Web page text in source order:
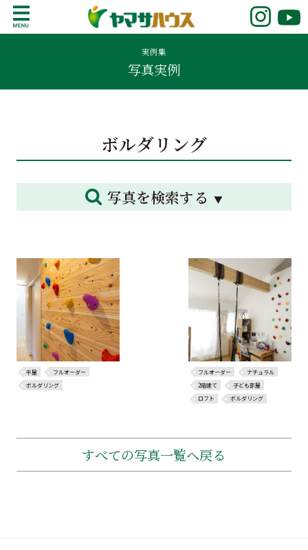
o
鹿児島で注文住宅ならヤマサハウス
新築の注文住宅や建売モデルハウスをお探し
の方はこちら。鹿児島県内で11年連続ナンバ
ーワンの実績を誇る、絆の家でおなじみの
ヤマサハウス。展示場情報や家づくりのこだ
実例集
写真実例
ボルダリング
写真を検索する
平屋
フルオーダー
ボルダリング
フルオーダー
ナチュラル
2階建て
子ども部屋
ロフト
ボルダリング
すべての写真一覧へ戻る